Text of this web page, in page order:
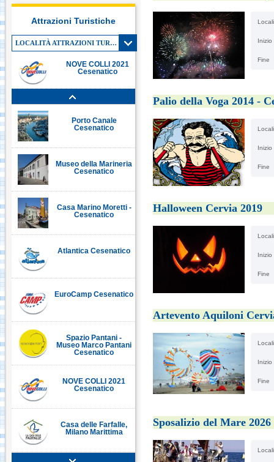
Attrazioni Turistiche
LOCALITÀ ATTRAZIONI TURISTICHE
NOVE COLLI 2021
Cesenatico
Le Navi Acquario -
Cattolica
Porto Canale
Cesenatico
Museo della Marineria
Cesenatico
Casa Marino Moretti -
Cesenatico
Atlantica Cesenatico
EuroCamp Cesenatico
Spazio Pantani -
Museo Marco Pantani
Cesenatico
NOVE COLLI 2021
Cesenatico
Casa delle Farfalle,
Milano Marittima
Inizio
Fine
Palio della Voga 2014 -
Inizio
Fine
Halloween Cervia 2019
Inizio
Fine
Artevento Aquiloni
Inizio
Fine
Sposalizio del Mare